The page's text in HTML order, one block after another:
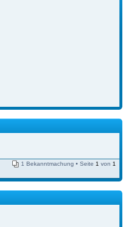
1 Bekanntmachung • Seite 1 von 1